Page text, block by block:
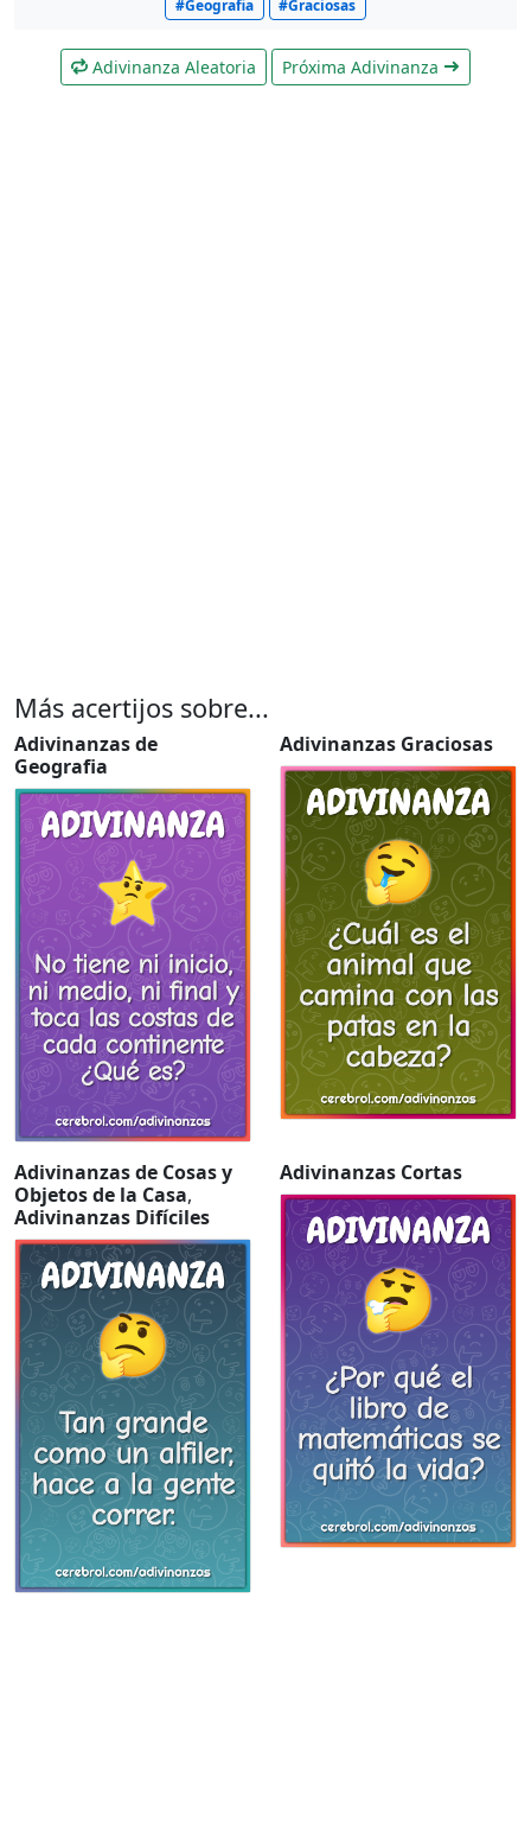
#Geografia
#Graciosas
Adivinanza Aleatoria Próxima Adivinanza
Más acertijos sobre...
Adivinanzas de
Geografia
Adivinanzas Graciosas
Adivinanzas de Cosas y
Objetos de la Casa,
Adivinanzas Difíciles
Adivinanzas Cortas